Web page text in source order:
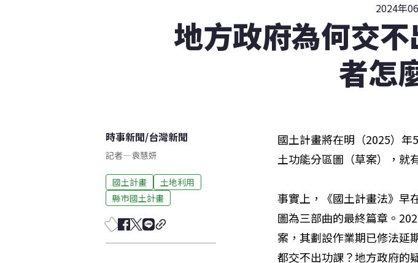
2024年
地方政府為何交
者怎
時事新聞/台灣新聞
記者—袁慧妍
國土計畫
土地利用
縣市國土計畫
國土計畫將在明（2025）
土功能分區圖（草案），就
事實上，《國土計畫法》早
圖為三部曲的最終篇章。
案，其劃設作業期已修法延
都交不出功課？地方政府的